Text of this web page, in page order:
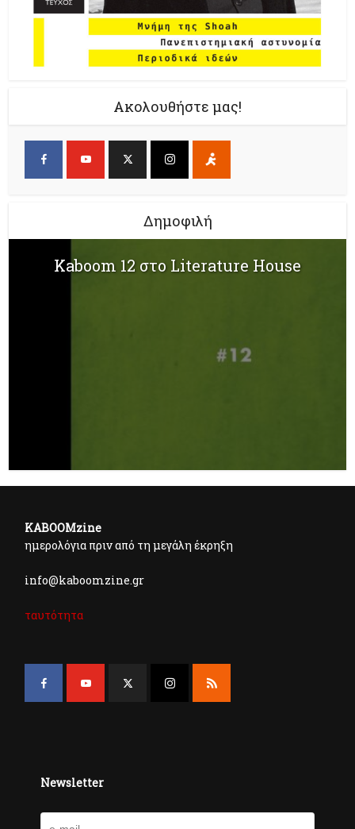
Ακολουθήστε μας!
Δημοφιλή
Kaboom 12 στο Literature House
KABOOMzine
ημερολόγια πριν από τη μεγάλη έκρηξη
info@kaboomzine.gr
ταυτότητα
Newsletter